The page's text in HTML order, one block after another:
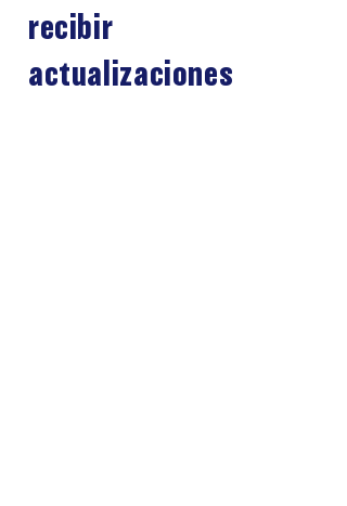
recibir
actualizaciones